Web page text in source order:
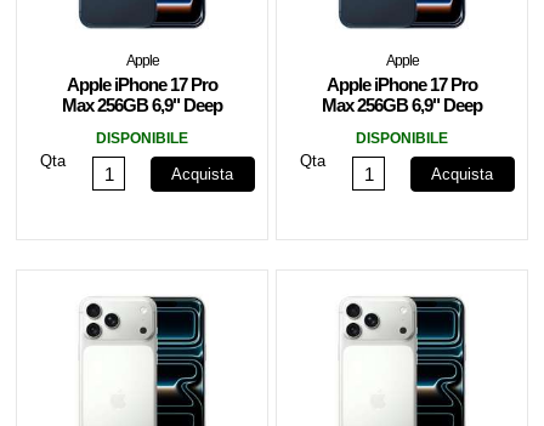
Apple
Apple iPhone 17 Pro
Max 256GB 6,9" Deep
DISPONIBILE
Qta
Acquista
Apple
Apple iPhone 17 Pro
Max 256GB 6,9" Deep
DISPONIBILE
Qta
Acquista